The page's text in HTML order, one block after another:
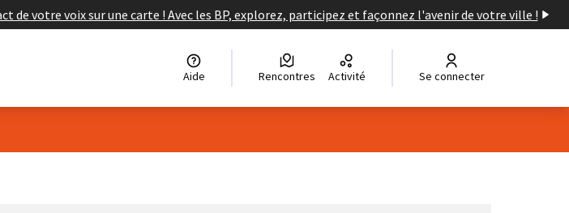
de votre voix sur une carte ! Avec les BP, explorez, participez et façonnez l'avenir de votre ville !
Aide Rencontres Activité Se connecter